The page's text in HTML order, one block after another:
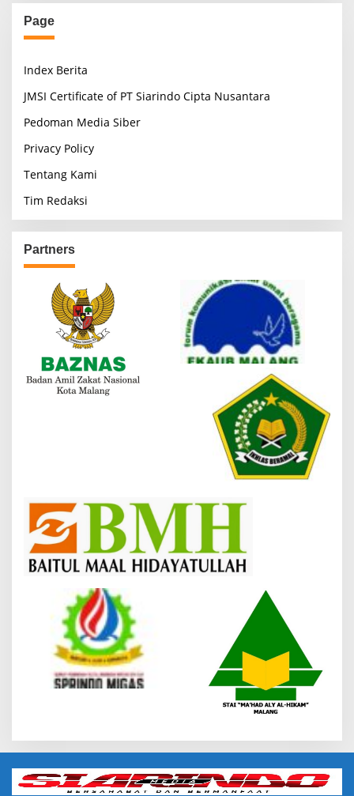
Page
Index Berita
JMSI Certificate of PT Siarindo Cipta Nusantara
Pedoman Media Siber
Privacy Policy
Tentang Kami
Tim Redaksi
Partners